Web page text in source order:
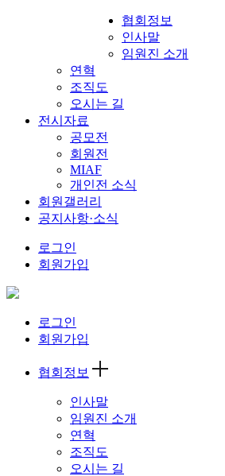
협회정보
인사말
임원진 소개
연혁
조직도
오시는 길
전시자료
공모전
회원전
MIAF
개인전 소식
회원갤러리
공지사항·소식
로그인
회원가입
로그인
회원가입
협회정보
인사말
임원진 소개
연혁
조직도
오시는 길